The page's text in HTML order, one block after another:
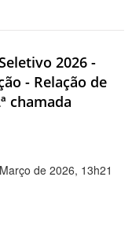
2026 -
- Relação de
chamada
de 2026, 13h21